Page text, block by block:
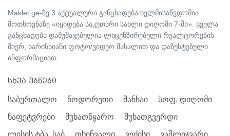
Makler.ge-ზე 3 აქტუალური განცხადება ხელმისაწვდომია
მოთხოვნაზე «იყიდება საკუთარი სახლი დიღომი 7-ში». ყველა
განცხადება დამუშავებულია ლიცენზირებული რეალტორების
მიერ, ხარისხიანი ფოტო/ვიდეო მასალით და დაზუსტებული
ინფორმაციით.
სხვა უბნები
საბურთალო წოდორეთი შანხაი
სოფ. დიღომი
ნაფეტვრები
მუხათწყარო
მუხათგვერდი